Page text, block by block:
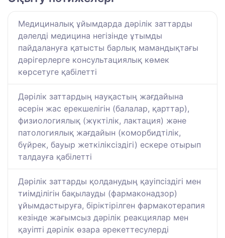
Медициналық ұйымдарда дәрілік заттарды
дәлелді медицина негізінде ұтымды
пайдалануға қатысты барлық мамандықтағы
дәрігерлерге консультациялық көмек
көрсетуге қабілетті
Дәрілік заттардың науқастың жағдайына
әсерін жас ерекшелігін (балалар, қарттар),
физиологиялық (жүктілік, лактация) және
патологиялық жағдайын (коморбидтілік,
бүйрек, бауыр жеткіліксіздігі) ескере отырып
талдауға қабілетті
Дәрілік заттарды қолданудың қауіпсіздігі мен
тиімділігін бақылауды (фармаконадзор)
ұйымдастыруға, біріктірілген фармакотерапия
кезінде жағымсыз дәрілік реакциялар мен
қауіпті дәрілік өзара әрекеттесулерді